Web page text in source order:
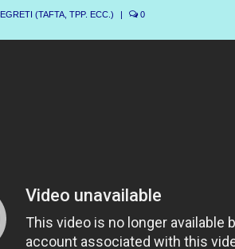
(TAFTA, TPP. ECC.) | 0